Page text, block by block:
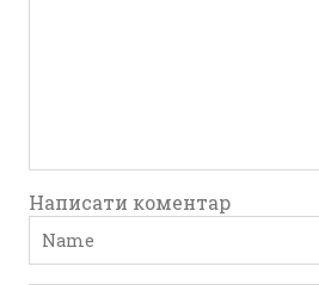
Написати коментар